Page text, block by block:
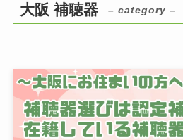
大阪 補聴器 – category –